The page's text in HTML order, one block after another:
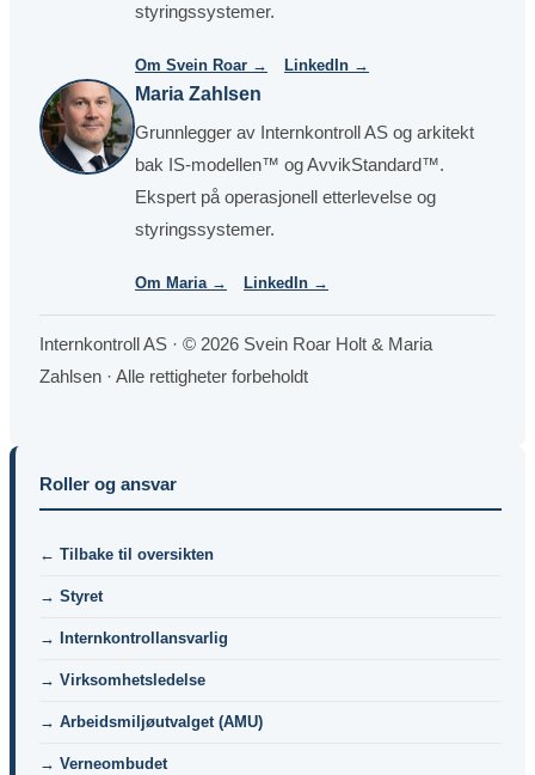
styringssystemer.
Om Svein Roar → LinkedIn →
Maria Zahlsen
Grunnlegger av Internkontroll AS og arkitekt
bak IS-modellen™ og AvvikStandard™.
Ekspert på operasjonell etterlevelse og
styringssystemer.
Om Maria → LinkedIn →
Internkontroll AS · © 2026 Svein Roar Holt & Maria
Zahlsen · Alle rettigheter forbeholdt
Roller og ansvar
← Tilbake til oversikten
→ Styret
→ Internkontrollansvarlig
→ Virksomhetsledelse
→ Arbeidsmiljøutvalget (AMU)
→ Verneombudet